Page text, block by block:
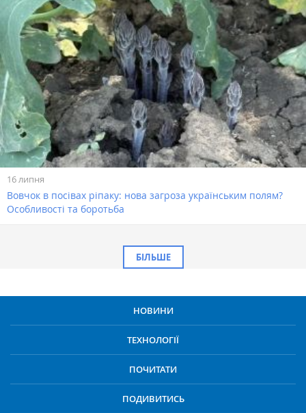
16 липня
Вовчок в посівах ріпаку: нова загроза українським полям?
Особливості та боротьба
БІЛЬШЕ
НОВИНИ
ТЕХНОЛОГІЇ
ПОЧИТАТИ
ПОДИВИТИСЬ